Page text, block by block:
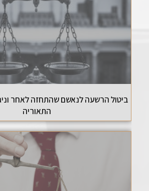
ביטול הרשעה לנאשם שהתחזה לאחר
התאוריה